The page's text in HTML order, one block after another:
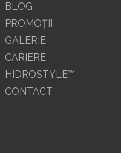
BLOG
PROMOŢII
GALERIE
CARIERE
HIDROSTYLE™
CONTACT